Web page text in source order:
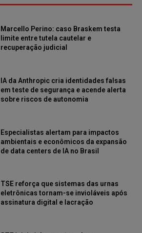
Marcello Perino: caso Braskem testa
limite entre tutela cautelar e
recuperação judicial
IA da Anthropic cria identidades falsas
em teste de segurança e acende alerta
sobre riscos de autonomia
Especialistas alertam para impactos
ambientais e econômicos da expansão
de data centers de IA no Brasil
TSE reforça que sistemas das urnas
eletrônicas tornam-se invioláveis após
assinatura digital e lacração